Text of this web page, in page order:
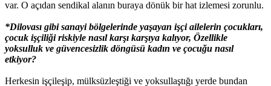
var. O açıdan sendikal alanın buraya dönük bir hat izlemesi zorunlu.
*Dilovası gibi sanayi bölgelerinde yaşayan işçi ailelerin çocukları,
çocuk işçiliği riskiyle nasıl karşı karşıya kalıyor, Özellikle
yoksulluk ve güvencesizlik döngüsü kadın ve çocuğu nasıl
etkiyor?
Herkesin işçileşip, mülksüzleştiği ve yoksullaştığı yerde bundan